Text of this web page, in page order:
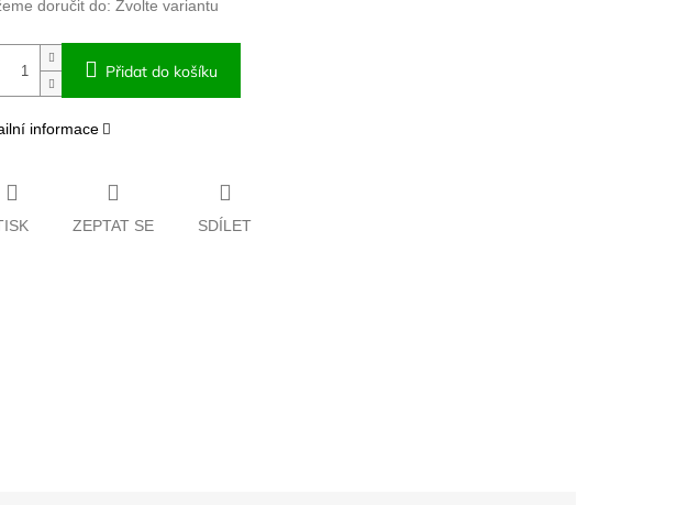
doručit do: Zvolte variantu
Přidat do košíku
informace
ZEPTAT SE SDÍLET